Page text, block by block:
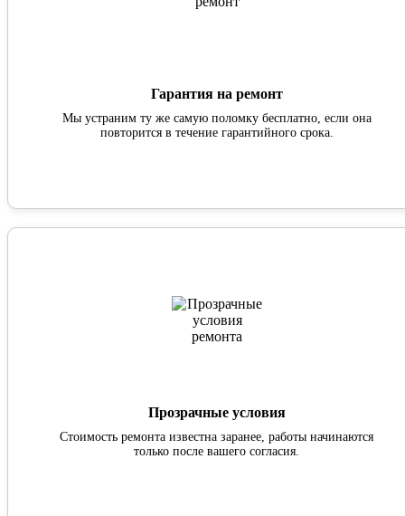
Гарантия на ремонт
Мы устраним ту же самую поломку бесплатно, если она
повторится в течение гарантийного срока.
Прозрачные условия
Стоимость ремонта известна заранее, работы начинаются
только после вашего согласия.